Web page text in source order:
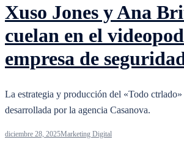
Xuso Jones y Ana
cuelan en el
empresa de
La estrategia y producción del «Todo
desarrollada por la agencia Casanova.
diciembre 28, 2025Marketing Digital